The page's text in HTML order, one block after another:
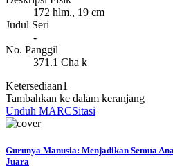
172 hlm., 19 cm
Judul Seri
-
No. Panggil
371.1 Cha k
Ketersediaan1
Tambahkan ke dalam keranjang
Unduh MARCSitasi
Gurunya Manusia: Menjadikan Semua
Juara